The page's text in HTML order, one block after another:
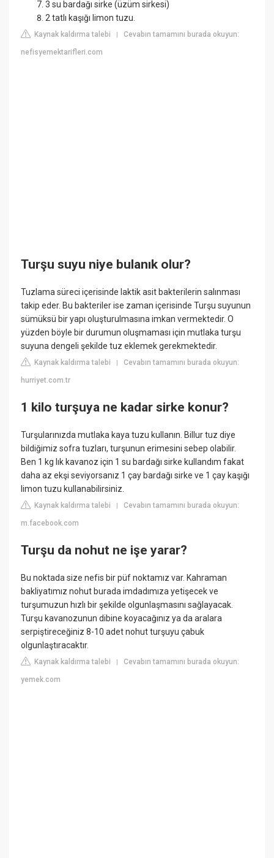
3 su bardağı sirke (üzüm sirkesi)
2 tatlı kaşığı limon tuzu.
Kaynak kaldırma talebi |Cevabın tamamını burada okuyun:
nefisyemektarifleri.com
Turşu suyu niye bulanık olur?
Tuzlama süreci içerisinde laktik asit bakterilerin salınması
takip eder. Bu bakteriler ise zaman içerisinde Turşu suyunun
sümüksü bir yapı oluşturulmasına imkan vermektedir. O
yüzden böyle bir durumun oluşmaması için mutlaka turşu
suyuna dengeli şekilde tuz eklemek gerekmektedir.
Kaynak kaldırma talebi |Cevabın tamamını burada okuyun:
hurriyet.com.tr
1 kilo turşuya ne kadar sirke konur?
Turşularınızda mutlaka kaya tuzu kullanın. Billur tuz diye
bildiğimiz sofra tuzları, turşunun erimesini sebep olabilir.
Ben 1 kg lık kavanoz için 1 su bardağı sirke kullandım fakat
daha az ekşi seviyorsanız 1 çay bardağı sirke ve 1 çay kaşığı
limon tuzu kullanabilirsiniz.
Kaynak kaldırma talebi |Cevabın tamamını burada okuyun:
m.facebook.com
Turşu da nohut ne işe yarar?
Bu noktada size nefis bir püf noktamız var. Kahraman
bakliyatımız nohut burada imdadımıza yetişecek ve
turşumuzun hızlı bir şekilde olgunlaşmasını sağlayacak.
Turşu kavanozunun dibine koyacağınız ya da aralara
serpiştireceğiniz 8-10 adet nohut turşuyu çabuk
olgunlaştıracaktır.
Kaynak kaldırma talebi |Cevabın tamamını burada okuyun:
yemek.com